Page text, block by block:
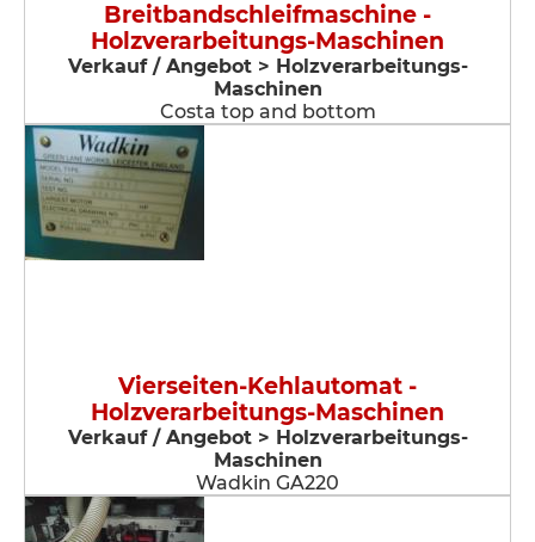
Breitbandschleifmaschine -
Holzverarbeitungs-Maschinen
Verkauf / Angebot > Holzverarbeitungs-
Maschinen
Costa top and bottom
Vierseiten-Kehlautomat -
Holzverarbeitungs-Maschinen
Verkauf / Angebot > Holzverarbeitungs-
Maschinen
Wadkin GA220